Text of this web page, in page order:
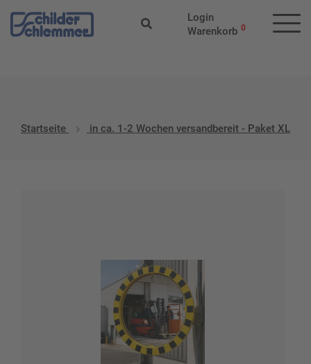
Login
Warenkorb 0
- Paket XL
Startseite in ca. 1-2 Wochen versandbereit - Paket XL